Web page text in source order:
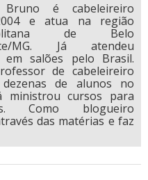
Bruno é cabeleireiro
e atua na região
de Belo
MG. Já atendeu
em salões pelo Brasil.
de cabeleireiro
de alunos no
cursos para
Como blogueiro
das matérias e faz